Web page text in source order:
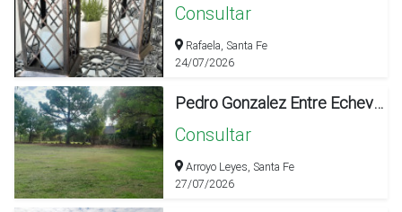
Consultar
Rafaela, Santa Fe
24/07/2026
Pedro Gonzalez Entre Echeverry Y Pueblos Originarios
Consultar
Arroyo Leyes, Santa Fe
27/07/2026